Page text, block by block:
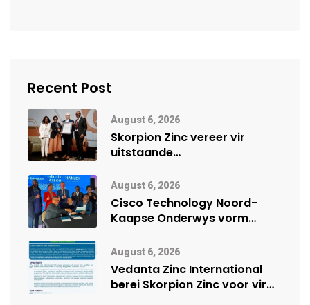
Recent Post
August 6, 2026
Skorpion Zinc vereer vir
uitstaande
Namibië Mynbou Ekspo
August 6, 2026
Cisco Technology Noord-
Kaapse Onderwys vorm
vennootskap
August 6, 2026
Vedanta Zinc International
berei Skorpion Zinc voor vir